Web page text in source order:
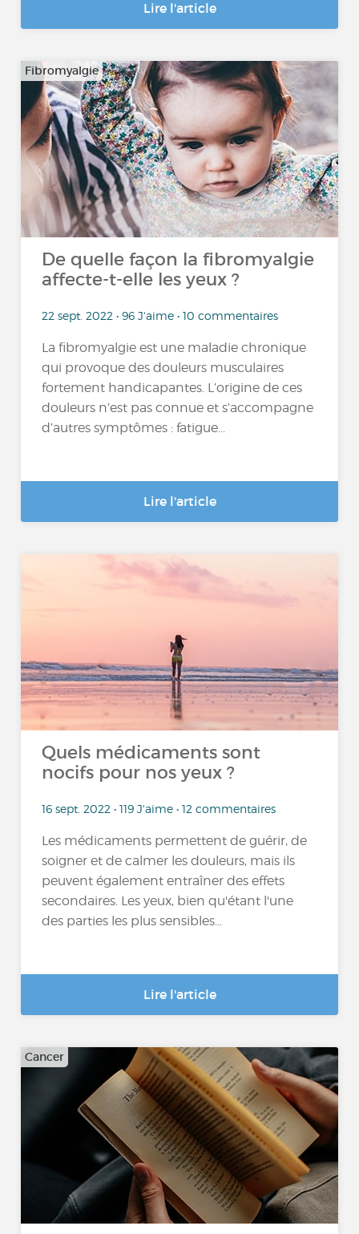
Lire l'article
Fibromyalgie
De quelle façon la fibromyalgie
affecte-t-elle les yeux ?
22 sept. 2022 • 96 J'aime • 10 commentaires
La fibromyalgie est une maladie chronique
qui provoque des douleurs musculaires
fortement handicapantes. L’origine de ces
douleurs n’est pas connue et s’accompagne
d’autres symptômes : fatigue...
Lire l'article
Quels médicaments sont
nocifs pour nos yeux ?
16 sept. 2022 • 119 J'aime • 12 commentaires
Les médicaments permettent de guérir, de
soigner et de calmer les douleurs, mais ils
peuvent également entraîner des effets
secondaires. Les yeux, bien qu'étant l'une
des parties les plus sensibles...
Lire l'article
Cancer